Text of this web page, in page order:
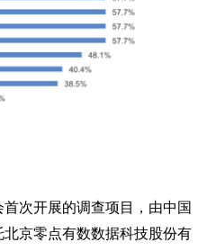
次开展的调查项目，由中国
京零点有数数据科技股份有